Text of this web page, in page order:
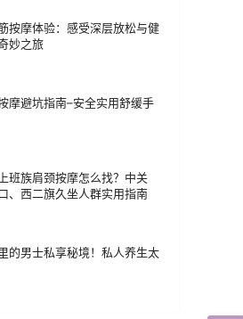
按摩体验：感受深层放松与健
妙之旅
摩避坑指南–安全实用舒缓手
班族肩颈按摩怎么找？中关
、西二旗久坐人群实用指南
的男士私享秘境！私人养生太